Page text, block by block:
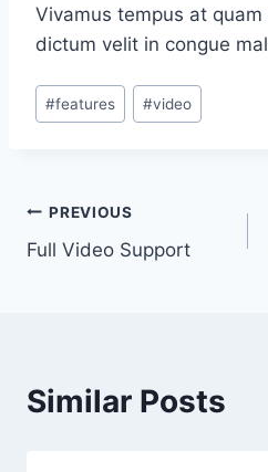
Vivamus tempus at
dictum velit in congue
Post
Tags:
#features #video
Post
navigation
PREVIOUS
Full Video Support
Similar Posts